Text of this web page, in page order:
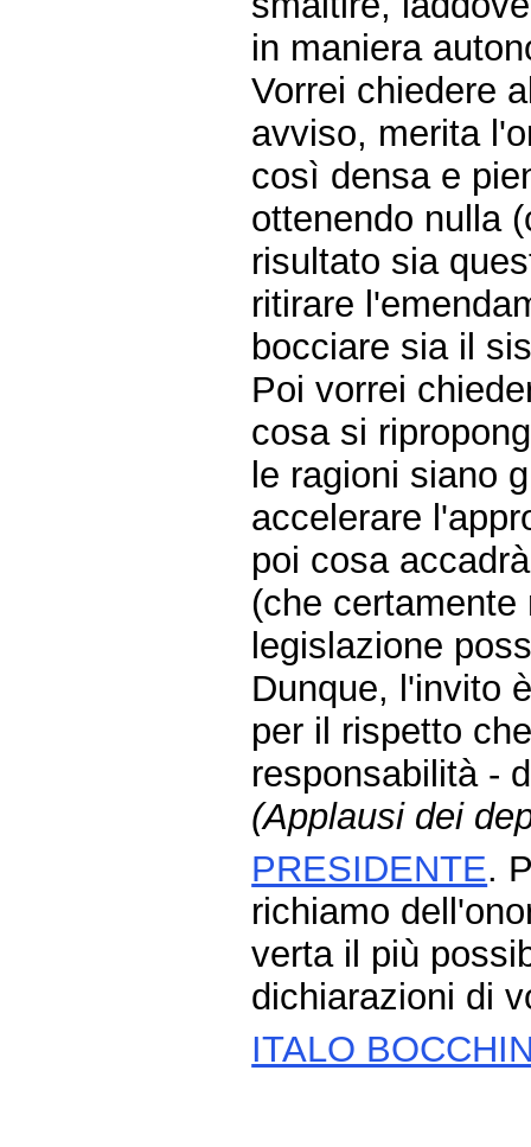
in maniera
Vorrei chiedere
avviso, merita
così densa e
ottenendo nulla
risultato sia
ritirare
bocciare sia il
Poi vorrei
cosa si
le ragioni siano
accelerare
poi cosa
(che
legislazione
Dunque, l'invito
per il rispetto
responsabilità -
(Applausi dei
PRESIDENTE.
richiamo
verta il più
dichiarazioni di
ITALO